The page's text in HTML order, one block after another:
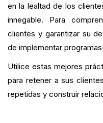
en la lealtad de los
innegable. Para
clientes y garantizar su
de implementar
Utilice estas mejores
para retener a sus
repetidas y construir